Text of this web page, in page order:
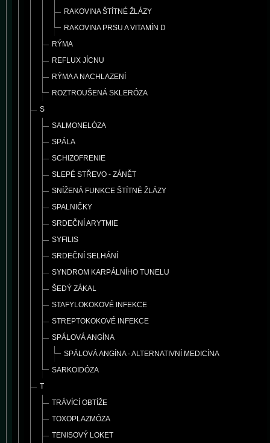
RAKOVINA ŠTÍTNÉ ŽLÁZY
RAKOVINA PRSU A VITAMÍN D
RÝMA
REFLUX JÍCNU
RÝMA A NACHLAZENÍ
ROZTROUŠENÁ SKLERÓZA
S
SALMONELÓZA
SPÁLA
SCHIZOFRENIE
SLEPÉ STŘEVO - ZÁNĚT
SNÍŽENÁ FUNKCE ŠTÍTNÉ ŽLÁZY
SPALNIČKY
SRDEČNÍ ARYTMIE
SYFILIS
SRDEČNÍ SELHÁNÍ
SYNDROM KARPÁLNÍHO TUNELU
ŠEDÝ ZÁKAL
STAFYLOKOKOVÉ INFEKCE
STREPTOKOKOVÉ INFEKCE
SPÁLOVÁ ANGÍNA
SPÁLOVÁ ANGÍNA - ALTERNATIVNÍ MEDICÍNA
SARKOIDÓZA
T
TRÁVÍCÍ OBTÍŽE
TOXOPLAZMÓZA
TENISOVÝ LOKET